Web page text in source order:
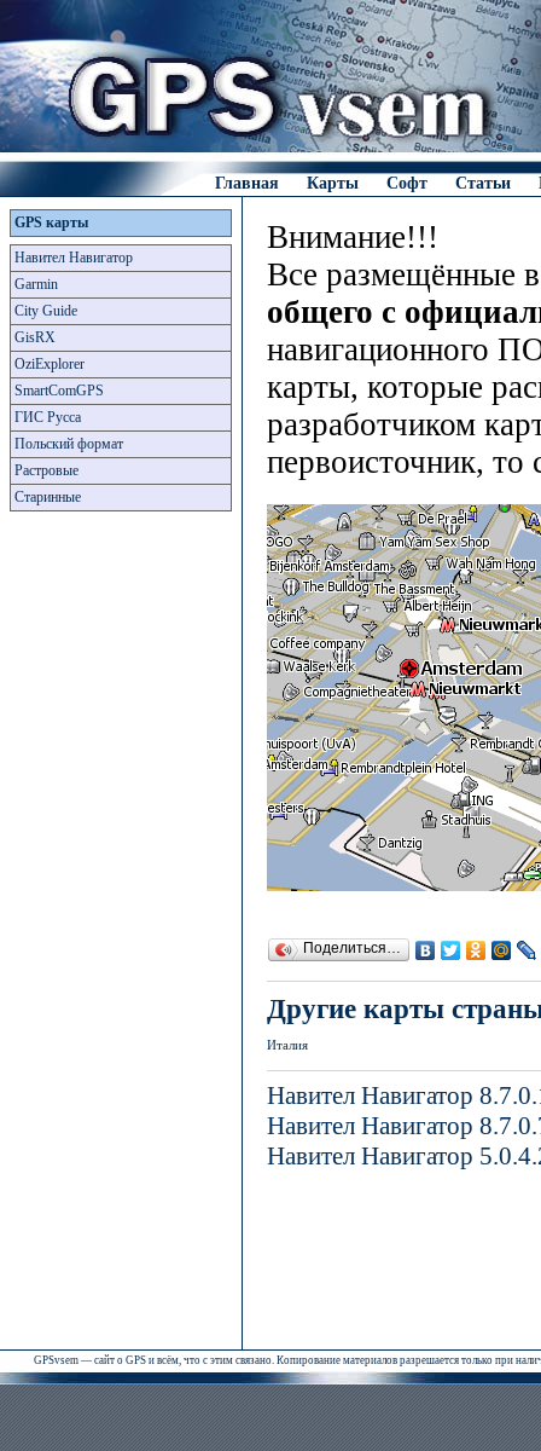
Главная Карты Софт Статьи
GPS карты
Навител Навигатор
Garmin
City Guide
GisRX
OziExplorer
SmartComGPS
ГИС Русса
Польский формат
Растровые
Старинные
Внимание!!!
Все размещённые
общего с
навигационного
карты, которые
разработчиком
первоисточник,
Поделиться…
Другие карты
Италия
Навител Навигатор
Навител Навигатор
Навител Навигатор
GPSvsem — сайт о GPS и всём, что с этим связано. Копирование материалов разрешается только при